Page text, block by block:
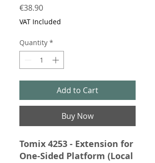
€38.90Price
VAT Included
Quantity *
Add to Cart
Buy Now
Tomix 4253 - Extension for
One-Sided Platform (Local